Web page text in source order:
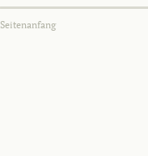
Seitenanfang